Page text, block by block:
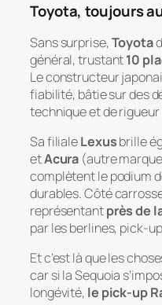
Toyota, toujours
Sans surprise,Toyota
général, trustant10
Le constructeur
fiabilité, bâtie sur des
technique et de
Sa filialeLexusbrille
etAcura (autre
complètent le podium
durables. Côté
représentantprès de
par les berlines, pick-
Et c’est là que les
car si la Sequoia
longévité, le pick-up